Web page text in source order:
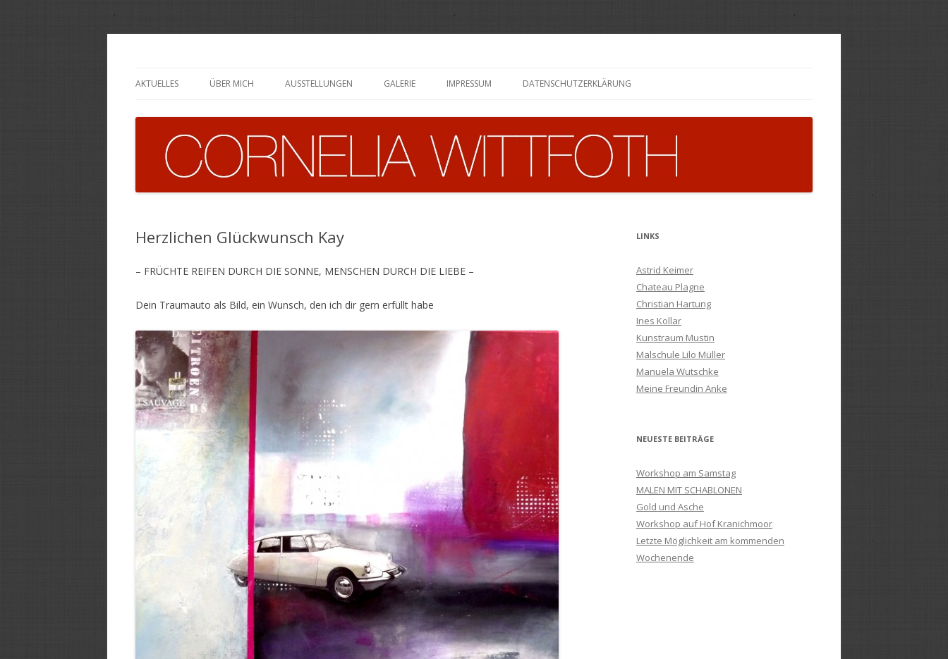
Inhalt
AKTUELLES ÜBER MICH AUSSTELLUNGEN GALERIE IMPRESSUM DATENSCHUTZERKLÄRUNG
Herzlichen Glückwunsch Kay
– FRÜCHTE REIFEN DURCH DIE SONNE, MENSCHEN DURCH DIE LIEBE –
Dein Traumauto als Bild, ein Wunsch, den ich dir gern erfüllt habe
LINKS
Astrid Keimer
Chateau Plagne
Christian Hartung
Ines Kollar
Kunstraum Mustin
Malschule Lilo Müller
Manuela Wutschke
Meine Freundin Anke
NEUESTE BEITRÄGE
Workshop am Samstag
MALEN MIT SCHABLONEN
Gold und Asche
Workshop auf Hof Kranichmoor
Letzte Möglichkeit am kommenden
Wochenende